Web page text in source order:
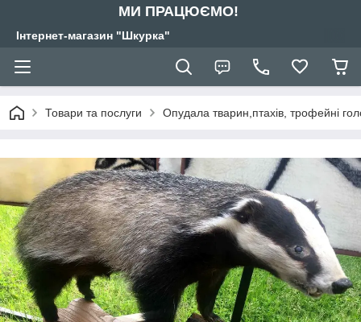
МИ ПРАЦЮЄМО!
Інтернет-магазин "Шкурка"
Товари та послуги Опудала тварин,птахів, трофейні